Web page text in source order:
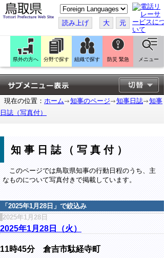
こ
の
ペ
ー
ジ
翻
訳
す
る
読み上げ 大 元
県外の方へ 分野で探す 組織で探す 防災 緊急 メニュー
現在の位置： ホーム 知事のページ 知事日誌
知事
日誌（写真付）
知事日誌（写真付）
このページでは鳥取県知事の行動日程のうち、主
なものについて写真付きで掲載しています。
「 2025年1月28日 」で絞込み
2025年1月28日
2025年1月28日（火）
11時45分 倉吉市駄経寺町